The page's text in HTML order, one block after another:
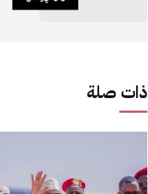
ذات صلة